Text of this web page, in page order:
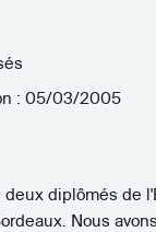
: 05/03/2005
deux diplômés de
Nous